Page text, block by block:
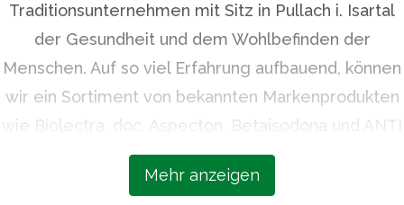
Mehr anzeigen
Traditionsunternehmen mit Sitz in Pullach i. Isartal
der Gesundheit und dem Wohlbefinden der
Menschen. Auf so viel Erfahrung aufbauend, können
wir ein Sortiment von bekannten Markenprodukten
wie Biolectra, doc, Aspecton, Betaisodona und ANTI
BRUMM bieten, die höchsten Qualitätsansprüchen
und neuesten wissenschaftlichen Erkenntnissen